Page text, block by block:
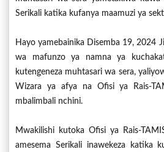
Serikali katika kufanya maamuzi ya
Hayo yamebainika Disemba 19, 2024
wa mafunzo ya namna ya
kutengeneza muhtasari wa sera,
Wizara ya afya na Ofisi ya Rais-
mbalimbali nchini.
Mwakilishi kutoka Ofisi ya Rais-
amesema Serikali inawekeza katika